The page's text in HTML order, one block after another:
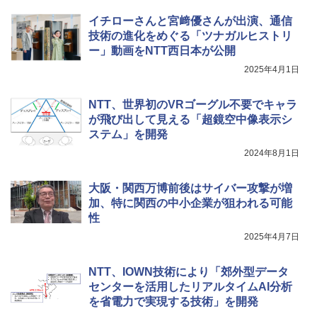
イチローさんと宮﨑優さんが出演、通信
技術の進化をめぐる「ツナガルヒストリ
ー」動画をNTT西日本が公開
2025年4月1日
NTT、世界初のVRゴーグル不要でキャラ
が飛び出して見える「超鏡空中像表示シ
ステム」を開発
2024年8月1日
大阪・関西万博前後はサイバー攻撃が増
加、特に関西の中小企業が狙われる可能
性
2025年4月7日
NTT、IOWN技術により「郊外型データ
センターを活用したリアルタイムAI分析
を省電力で実現する技術」を開発